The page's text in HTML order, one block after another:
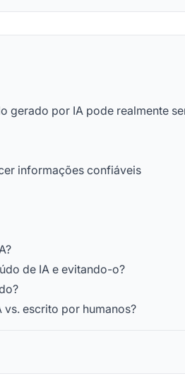
gerado por IA pode realmente
informações confiáveis
de IA e evitando-o?
escrito por humanos?